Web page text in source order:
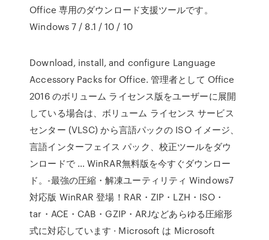
Office 専用のダウンロード支援ツールです。
Windows 7 / 8.1 / 10 / 10
Download, install, and configure Language
Accessory Packs for Office. 管理者として Office
2016 のボリューム ライセンス版をユーザーに展開
している場合は、ボリューム ライセンス サービス
センター (VLSC) から言語パックの ISO イメージ、
言語インターフェイス パック、校正ツールをダウ
ンロードで … WinRAR無料版を今すぐダウンロー
ド。-最強の圧縮・解凍ユーティリティ Windows7
対応版 WinRAR 登場！RAR・ZIP・LZH・ISO・
tar・ACE・CAB・GZIP・ARJなどあらゆる圧縮形
式に対応しています · Microsoft は Microsoft